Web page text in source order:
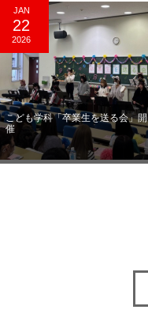
JAN
22
2026
こども学科「卒業生を送る会」開
催